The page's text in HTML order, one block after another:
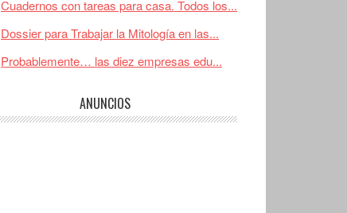
Cuadernos con tareas para casa. Todos los...
Dossier para Trabajar la Mitología en las...
Probablemente… las diez empresas edu...
ANUNCIOS